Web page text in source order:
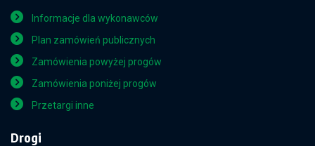
Informacje dla wykonawców
Plan zamówień publicznych
Zamówienia powyżej progów
Zamówienia poniżej progów
Przetargi inne
Drogi